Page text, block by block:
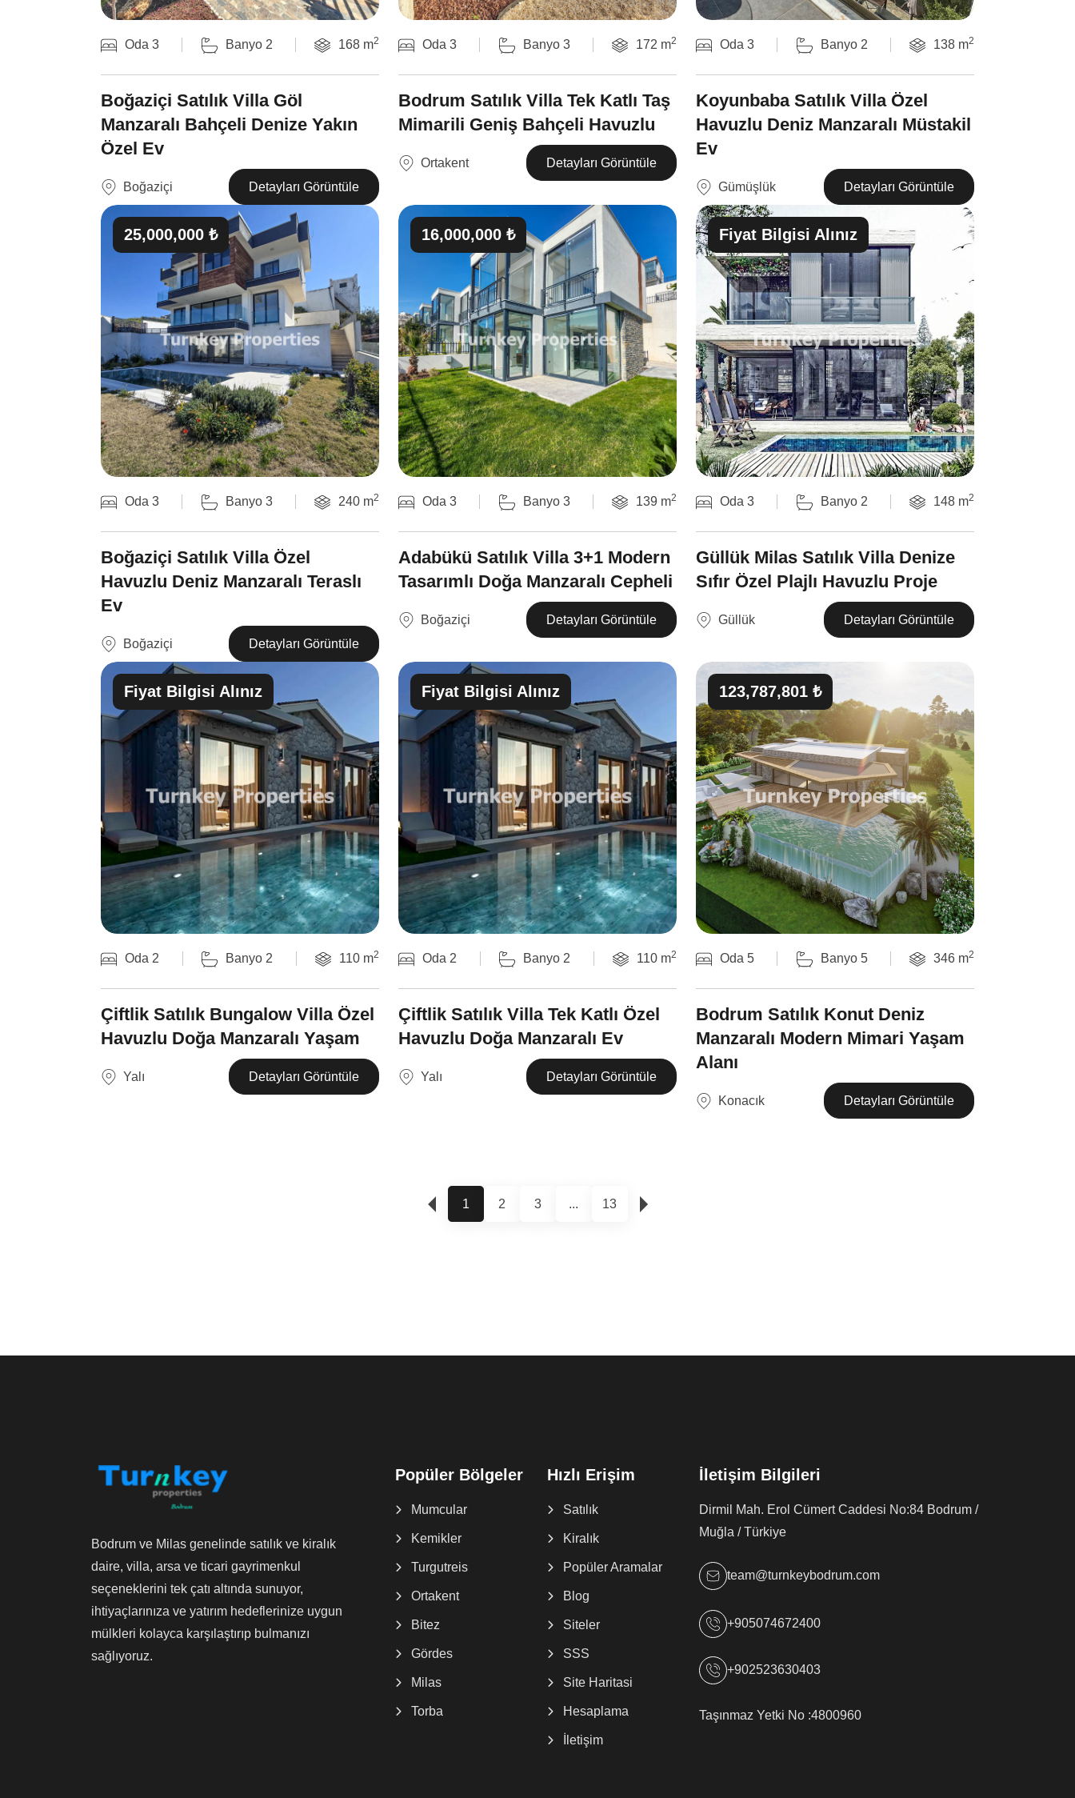
Oda 3 Banyo 2 168 m2
Boğaziçi Satılık Villa Göl
Manzaralı Bahçeli Denize Yakın
Özel Ev
Boğaziçi Detayları Görüntüle
Oda 3 Banyo 3 172 m2
Bodrum Satılık Villa Tek Katlı Taş
Mimarili Geniş Bahçeli Havuzlu
Ortakent Detayları Görüntüle
Oda 3 Banyo 2 138 m2
Koyunbaba Satılık Villa Özel
Havuzlu Deniz Manzaralı Müstakil
Ev
Gümüşlük Detayları Görüntüle
25,000,000 ₺
Oda 3 Banyo 3 240 m2
Boğaziçi Satılık Villa Özel
Havuzlu Deniz Manzaralı Teraslı
Ev
Boğaziçi Detayları Görüntüle
16,000,000 ₺
Oda 3 Banyo 3 139 m2
Adabükü Satılık Villa 3+1 Modern
Tasarımlı Doğa Manzaralı Cepheli
Boğaziçi Detayları Görüntüle
Fiyat Bilgisi Alınız
Oda 3 Banyo 2 148 m2
Güllük Milas Satılık Villa Denize
Sıfır Özel Plajlı Havuzlu Proje
Güllük Detayları Görüntüle
Fiyat Bilgisi Alınız
Oda 2 Banyo 2 110 m2
Çiftlik Satılık Bungalow Villa Özel
Havuzlu Doğa Manzaralı Yaşam
Yalı Detayları Görüntüle
Fiyat Bilgisi Alınız
Oda 2 Banyo 2 110 m2
Çiftlik Satılık Villa Tek Katlı Özel
Havuzlu Doğa Manzaralı Ev
Yalı Detayları Görüntüle
123,787,801 ₺
Oda 5 Banyo 5 346 m2
Bodrum Satılık Konut Deniz
Manzaralı Modern Mimari Yaşam
Alanı
Konacık Detayları Görüntüle
1 2 3 ... 13
Bodrum ve Milas genelinde satılık ve kiralık
daire, villa, arsa ve ticari gayrimenkul
seçeneklerini tek çatı altında sunuyor,
ihtiyaçlarınıza ve yatırım hedeflerinize uygun
mülkleri kolayca karşılaştırıp bulmanızı
sağlıyoruz.
Popüler Bölgeler
Mumcular
Kemikler
Turgutreis
Ortakent
Bitez
Gördes
Milas
Torba
Hızlı Erişim
Satılık
Kiralık
Popüler Aramalar
Blog
Siteler
SSS
Site Haritasi
Hesaplama
İletişim
İletişim Bilgileri
Dirmil Mah. Erol Cümert Caddesi No:84 Bodrum /
Muğla / Türkiye
team@turnkeybodrum.com
+905074672400
+902523630403
Taşınmaz Yetki No :4800960